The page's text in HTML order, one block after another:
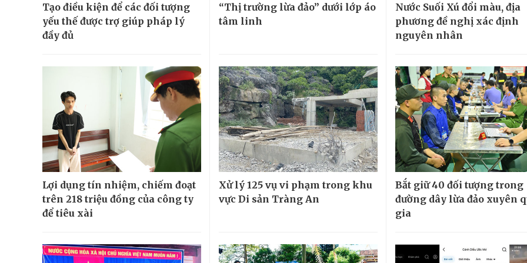
Tạo điều kiện để các đối tượng
yếu thế được trợ giúp pháp lý
đầy đủ
“Thị trường lừa đảo” dưới lớp áo
tâm linh
Nước Suối Xú đổi màu, địa
phương đề nghị xác định
nguyên nhân
Lợi dụng tín nhiệm, chiếm đoạt
trên 218 triệu đồng của công ty
để tiêu xài
Xử lý 125 vụ vi phạm trong khu
vực Di sản Tràng An
Bắt giữ 40 đối tượng trong
đường dây lừa đảo xuyên
gia